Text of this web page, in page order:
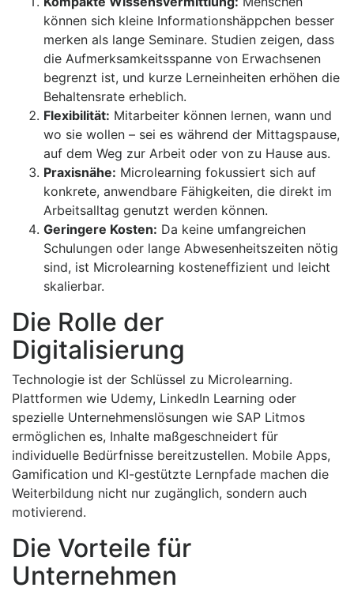
können sich kleine Informationshäppchen besser
merken als lange Seminare. Studien zeigen, dass
die Aufmerksamkeitsspanne von Erwachsenen
begrenzt ist, und kurze Lerneinheiten erhöhen die
Behaltensrate erheblich.
Flexibilität: Mitarbeiter können lernen, wann und
wo sie wollen – sei es während der Mittagspause,
auf dem Weg zur Arbeit oder von zu Hause aus.
Praxisnähe: Microlearning fokussiert sich auf
konkrete, anwendbare Fähigkeiten, die direkt im
Arbeitsalltag genutzt werden können.
Geringere Kosten: Da keine umfangreichen
Schulungen oder lange Abwesenheitszeiten nötig
sind, ist Microlearning kosteneffizient und leicht
skalierbar.
Die Rolle der
Digitalisierung
Technologie ist der Schlüssel zu Microlearning.
Plattformen wie Udemy, LinkedIn Learning oder
spezielle Unternehmenslösungen wie SAP Litmos
ermöglichen es, Inhalte maßgeschneidert für
individuelle Bedürfnisse bereitzustellen. Mobile Apps,
Gamification und KI-gestützte Lernpfade machen die
Weiterbildung nicht nur zugänglich, sondern auch
motivierend.
Die Vorteile für
Unternehmen